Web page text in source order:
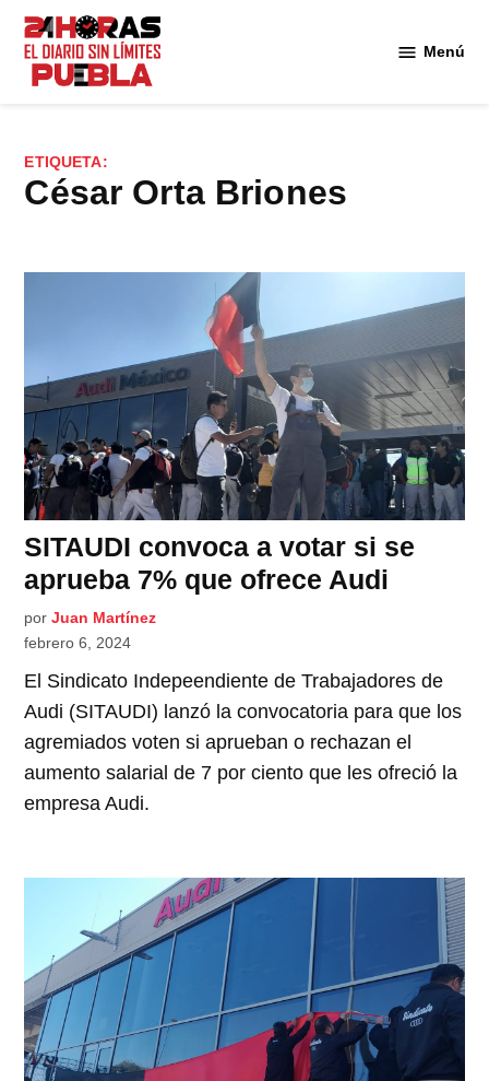
Saltar
contenido
Menú
ETIQUETA:
César Orta Briones
SITAUDI convoca a votar si se
aprueba 7% que ofrece Audi
por Juan Martínez
febrero 6, 2024
El Sindicato Indepeendiente de Trabajadores de
Audi (SITAUDI) lanzó la convocatoria para que los
agremiados voten si aprueban o rechazan el
aumento salarial de 7 por ciento que les ofreció la
empresa Audi.